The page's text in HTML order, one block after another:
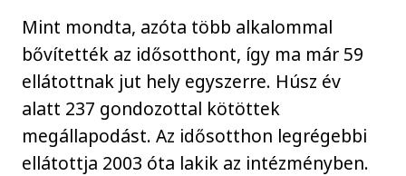
Mint mondta, azóta több alkalommal
bővítették az idősotthont, így ma már 59
ellátottnak jut hely egyszerre. Húsz év
alatt 237 gondozottal kötöttek
megállapodást. Az idősotthon legrégebbi
ellátottja 2003 óta lakik az intézményben.